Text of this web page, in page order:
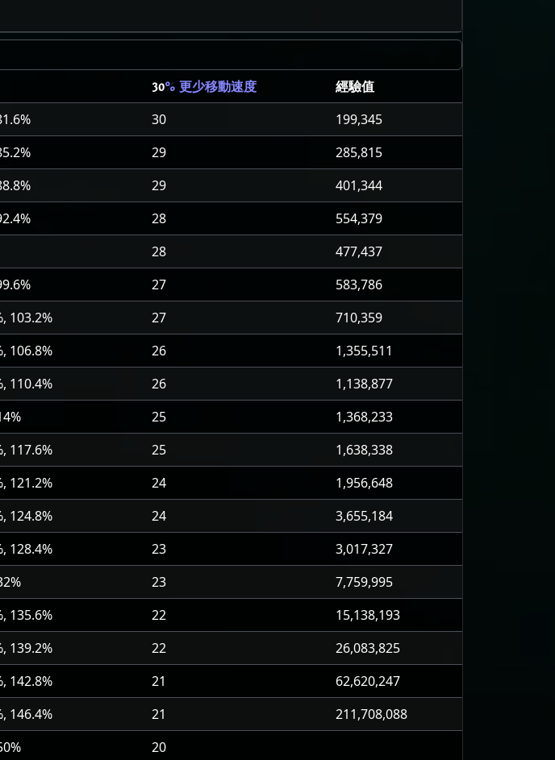
30% 更少移動速度
經驗值
30
199,345
29
285,815
29
401,344
28
554,379
28
477,437
27
583,786
103.2% 27
710,359
106.8% 26
1,355,511
110.4% 26
1,138,877
25
1,368,233
117.6% 25
1,638,338
121.2% 24
1,956,648
124.8% 24
3,655,184
128.4% 23
3,017,327
23
7,759,995
135.6% 22
15,138,193
139.2% 22
26,083,825
142.8% 21
62,620,247
146.4% 21
211,708,088
20